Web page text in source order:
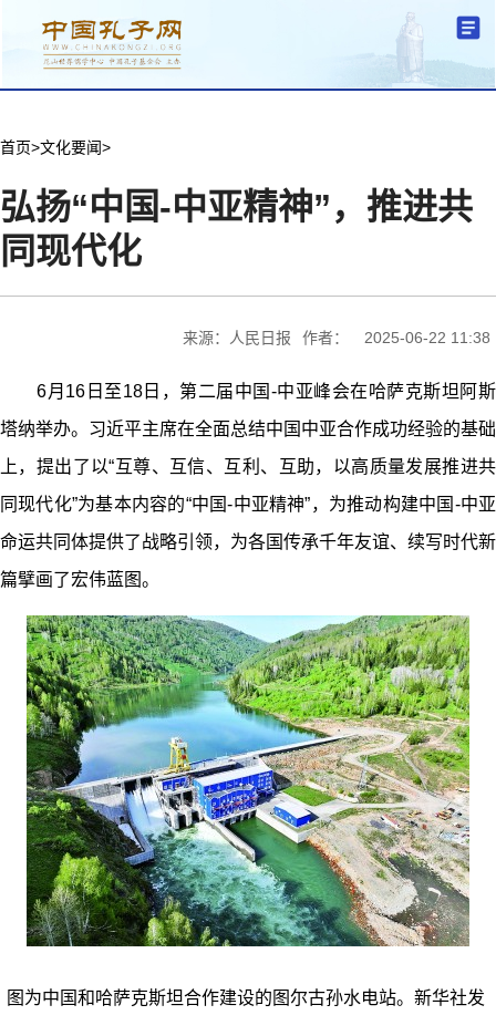
首页>文化要闻>
弘扬“中国-中亚精神”，推进共
同现代化
来源：人民日报 作者： 2025-06-22 11:38
6月16日至18日，第二届中国-中亚峰会在哈萨克斯坦阿斯
塔纳举办。习近平主席在全面总结中国中亚合作成功经验的基础
上，提出了以“互尊、互信、互利、互助，以高质量发展推进共
同现代化”为基本内容的“中国-中亚精神”，为推动构建中国-中亚
命运共同体提供了战略引领，为各国传承千年友谊、续写时代新
篇擘画了宏伟蓝图。
图为中国和哈萨克斯坦合作建设的图尔古孙水电站。新华社发